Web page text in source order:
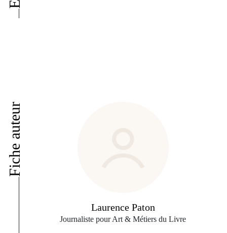
Fiche auteur
Laurence Paton
Journaliste pour Art & Métiers du Livre